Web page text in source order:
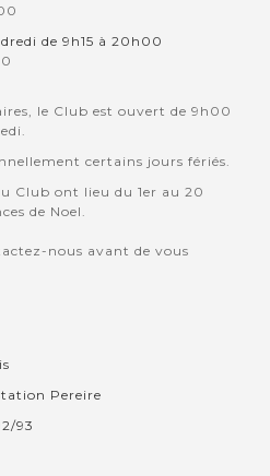
de 9h15 à 20h00
le Club est ouvert de 9h00
certains jours fériés.
Club ont lieu du 1er au 20
de Noel.
nous avant de vous
Pereire
93